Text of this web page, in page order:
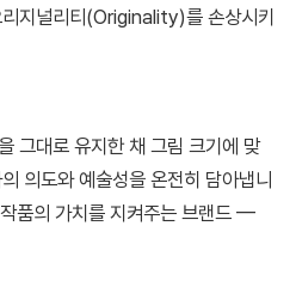
지널리티(Originality)를 손상시키
그대로 유지한 채 그림 크기에 맞
의도와 예술성을 온전히 담아냅니
품의 가치를 지켜주는 브랜드 —